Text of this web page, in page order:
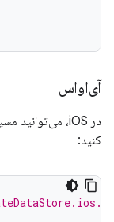
آی‌او‌اس
در iOS، می‌توانید مسیر را از
کنید: